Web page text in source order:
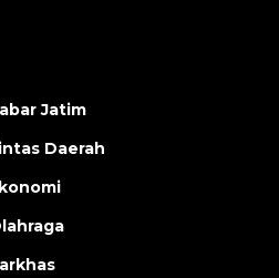
Jatim
Daerah